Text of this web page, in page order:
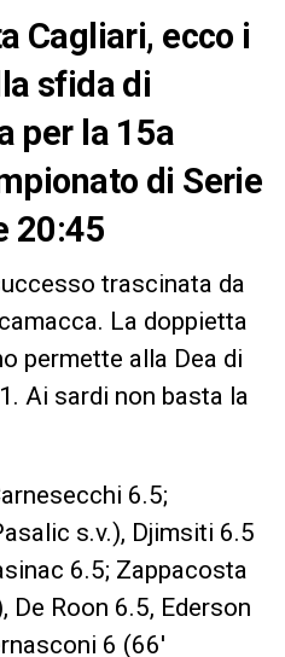
Cagliari, ecco i
sfida di
per la 15a
di Serie
20:45
trascinata da
La doppietta
permette alla Dea di
Ai sardi non basta la
6.5;
s.v.), Djimsiti 6.5
6.5; Zappacosta
De Roon 6.5, Ederson
6 (66′